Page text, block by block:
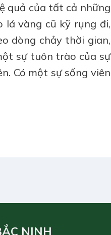
quả của tất cả những
lá vàng cũ kỹ rụng đi,
dòng chảy thời gian,
sự tuôn trào của sự
Có một sự sống viên
NINH